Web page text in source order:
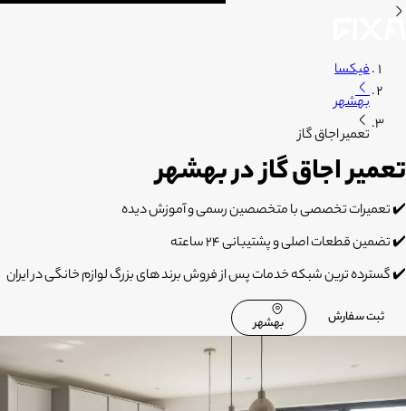
فیکسا
بهشهر
تعمیر اجاق گاز
تعمیر اجاق گاز در بهشهر
✔️ تعمیرات تخصصی با متخصصین رسمی و آموزش دیده
✔️ تضمین قطعات اصلی و پشتیبانی 24 ساعته
✔️ گسترده ترین شبکه خدمات پس از فروش برند های بزرگ لوازم خانگی در ایران
ثبت سفارش بهشهر